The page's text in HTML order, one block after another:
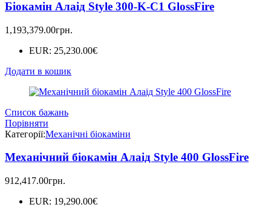
Біокамін Алаід Style 300-K-C1 GlossFire
1,193,379.00грн.
EUR: 25,230.00€
Додати в кошик
Список бажань
Порівняти
Категорії:Механічні біокаміни
Механічний біокамін Алаід Style 400 GlossFire
912,417.00грн.
EUR: 19,290.00€